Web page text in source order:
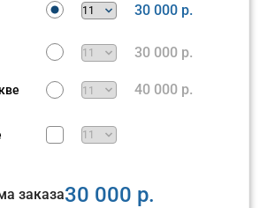
30 000 р.
30 000 р.
40 000 р.
заказа30 000 р.